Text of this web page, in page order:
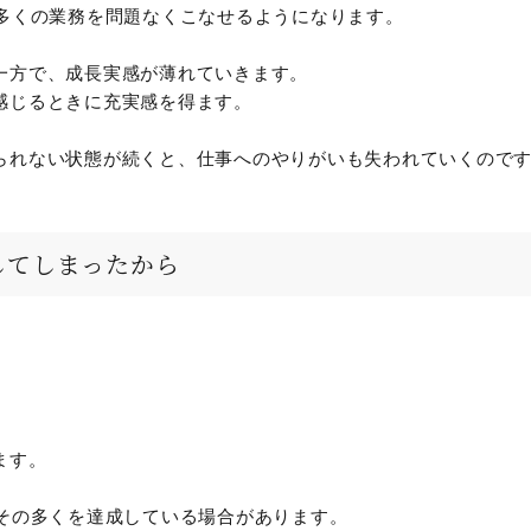
の業務を問題なくこなせるようになります。
で、成長実感が薄れていきます。
るときに充実感を得ます。
れない状態が続くと、仕事へのやりがいも失われていくので
しまったから
。
多くを達成している場合があります。